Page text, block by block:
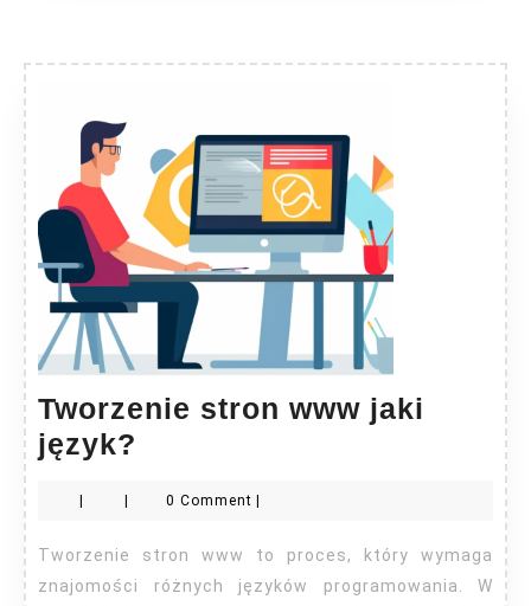
Tworzenie stron www jaki
język?
www
jaki
język?
0 Comment
Tworzenie stron www to proces, który wymaga
znajomości różnych języków programowania. W